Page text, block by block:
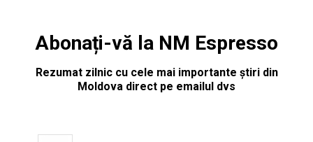
Abonați-vă la NM Espresso
Rezumat zilnic cu cele mai importante știri din
Moldova direct pe emailul dvs